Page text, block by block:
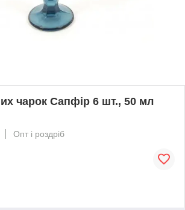
чарок Сапфір 6 шт., 50 мл
Опт і роздріб